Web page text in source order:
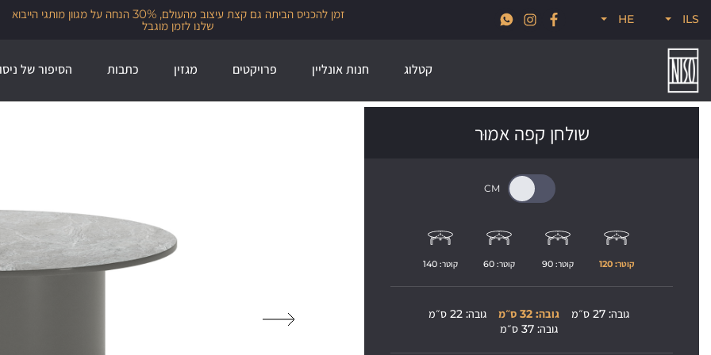
ILS
HE
חדש לקיץ 2026, קולקציות סטרים, פודל, ונודוס זמן להכניס הביתה גם קצת עיצוב מהעולם, 30% הנחה על מגוון מותגי הייבוא
שלנו לזמן מוגבל
קטלוג חנות אונליין פרויקטים מגזין כתבות הסיפור של ניסו
שולחן קפה אמוּר
קוטר: 120 קוטר: 90 קוטר: 60 קוטר: 140
גובה: 27 ס״מ גובה: 32 ס״מ
גובה: 22 ס״מ
גובה: 37 ס״מ